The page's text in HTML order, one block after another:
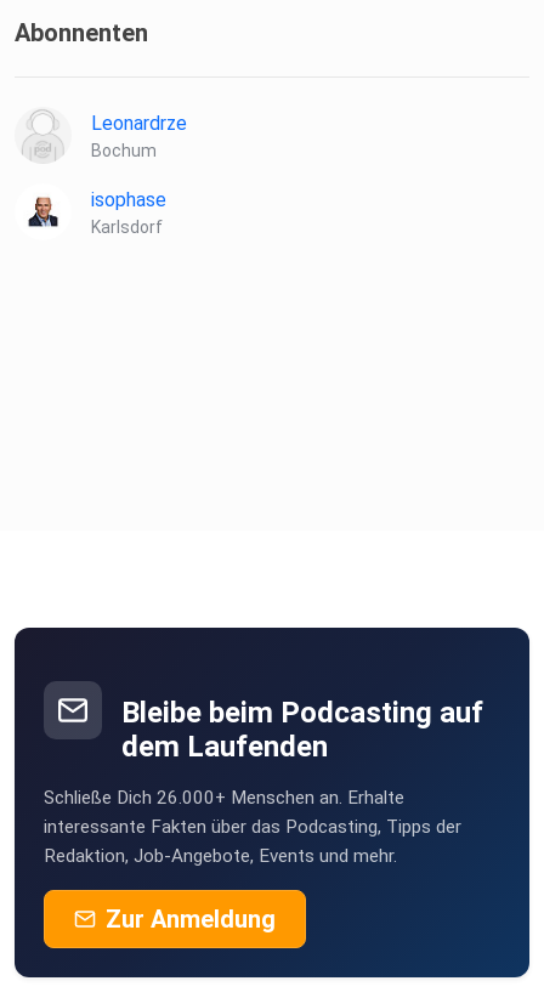
Abonnenten
Leonardrze
Bochum
isophase
Karlsdorf
Bleibe beim Podcasting auf
dem Laufenden
Schließe Dich 26.000+ Menschen an. Erhalte
interessante Fakten über das Podcasting, Tipps der
Redaktion, Job-Angebote, Events und mehr.
Zur Anmeldung